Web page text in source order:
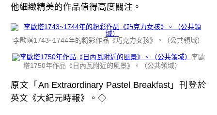
他細緻精美的作品值得高度關注。
李歐塔1743~1744年的粉彩作品《巧克力女孩》。（公共領域）
李歐
塔1750年作品《日內瓦附近的風景》。（公共領域）
原文「An Extraordinary Pastel Breakfast」刊登於
英文《大紀元時報》。◇